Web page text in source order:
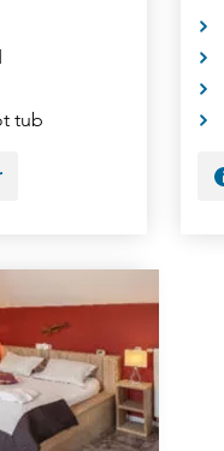
tub